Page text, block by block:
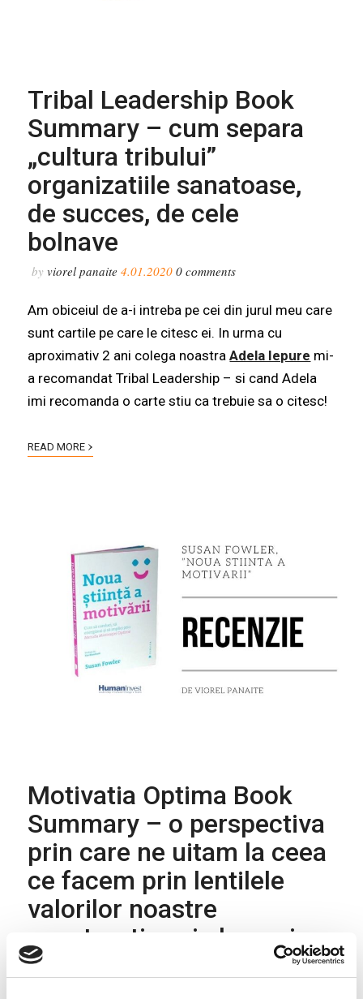
Tribal Leadership Book
Summary – cum separa
„cultura tribului”
organizatiile sanatoase,
de succes, de cele
bolnave
byviorel panaite4.01.2020 0comments
Am obiceiul de a-i intreba pe cei din jurul meu care
sunt cartile pe care le citesc ei. In urma cu
aproximativ 2 ani colega noastra Adela Iepure mi-
a recomandat Tribal Leadership – si cand Adela
imi recomanda o carte stiu ca trebuie sa o citesc!
READ MORE ›
Motivatia Optima Book
Summary – o perspectiva
prin care ne uitam la ceea
ce facem prin lentilele
valorilor noastre
constructive si ale unui
scop nobil